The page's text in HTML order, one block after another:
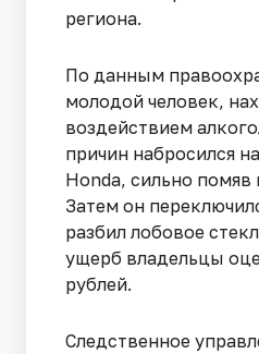
региона.
По данным
молодой человек,
воздействием
причин набросился
Honda, сильно помяв
Затем он
разбил лобовое
ущерб владельцы
рублей.
Следственное